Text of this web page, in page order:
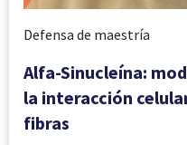
Defensa de maestría
Alfa-Sinucleína:
la interacción
fibras